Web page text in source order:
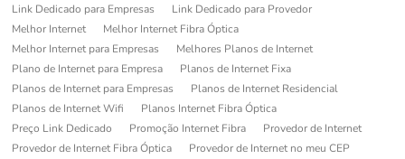
Link Dedicado para Empresas
Link Dedicado para Provedor
Melhor Internet
Melhor Internet Fibra Óptica
Melhor Internet para Empresas
Melhores Planos de Internet
Plano de Internet para Empresa
Planos de Internet Fixa
Planos de Internet para Empresas
Planos de Internet Residencial
Planos de Internet Wifi
Planos Internet Fibra Óptica
Preço Link Dedicado
Promoção Internet Fibra
Provedor de Internet
Provedor de Internet Fibra Óptica
Provedor de Internet no meu CEP